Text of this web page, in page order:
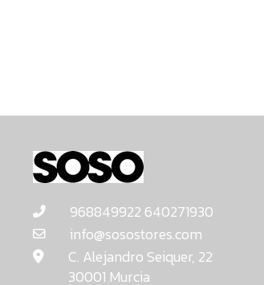
968849922 640271930
info@sosostores.com
C. Alejandro Seiquer, 22
30001 Murcia